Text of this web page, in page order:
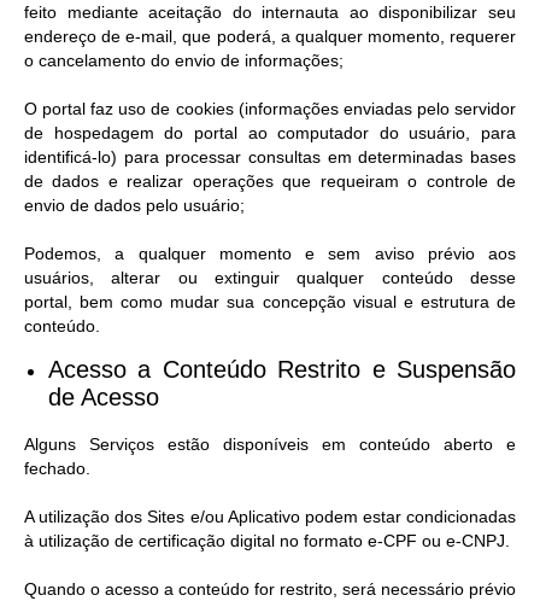
feito mediante aceitação do internauta ao disponibilizar seu
endereço de e-mail, que poderá, a qualquer momento, requerer
o cancelamento do envio de informações;
O portal faz uso de cookies (informações enviadas pelo servidor
de hospedagem do portal ao computador do usuário, para
identificá-lo) para processar consultas em determinadas bases
de dados e realizar operações que requeiram o controle de
envio de dados pelo usuário;
Podemos, a qualquer momento e sem aviso prévio aos
usuários, alterar ou extinguir qualquer conteúdo desse
portal, bem como mudar sua concepção visual e estrutura de
conteúdo.
Acesso a Conteúdo Restrito e Suspensão
de Acesso​
Alguns Serviços estão disponíveis em conteúdo aberto e
fechado.
A utilização dos Sites e/ou Aplicativo podem estar condicionadas
à utilização de certificação digital no formato e-CPF ou e-CNPJ.
Quando o acesso a conteúdo for restrito, será necessário prévio